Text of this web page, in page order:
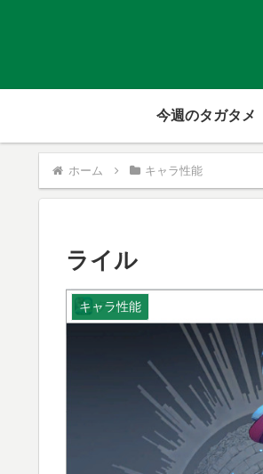
今週のタガタメ
ホーム キャラ性能
ライル
キャラ性能